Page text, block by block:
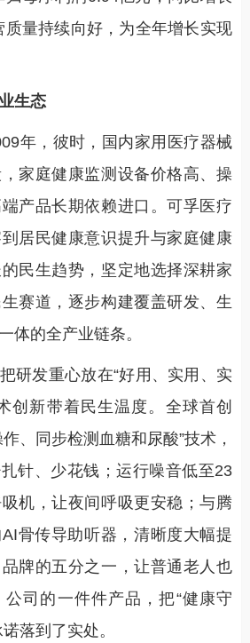
质量持续向好，为全年增长实现
生态
年，彼时，国内家用医疗器械
家庭健康监测设备价格高、操
产品长期依赖进口。可孚医疗
居民健康意识提升与家庭健康
民生趋势，坚定地选择深耕家
赛道，逐步构建覆盖研发、生
体的全产业链条。
研发重心放在“好用、实用、实
创新带着民生温度。全球首创
、同步检测血糖和尿酸”技术，
针、少花钱；运行噪音低至23
机，让夜间呼吸更安稳；与腾
骨传导助听器，清晰度大幅提
牌的五分之一，让普通老人也
司的一件件产品，把“健康守
落到了实处。